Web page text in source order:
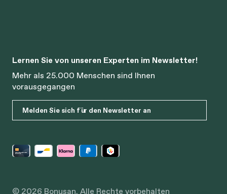
Lernen Sie von unseren Experten im Newsletter!
Mehr als 25.000 Menschen sind Ihnen
vorausgegangen
Melden Sie sich für den Newsletter an
© 2026 Bonusan. Alle Rechte vorbehalten